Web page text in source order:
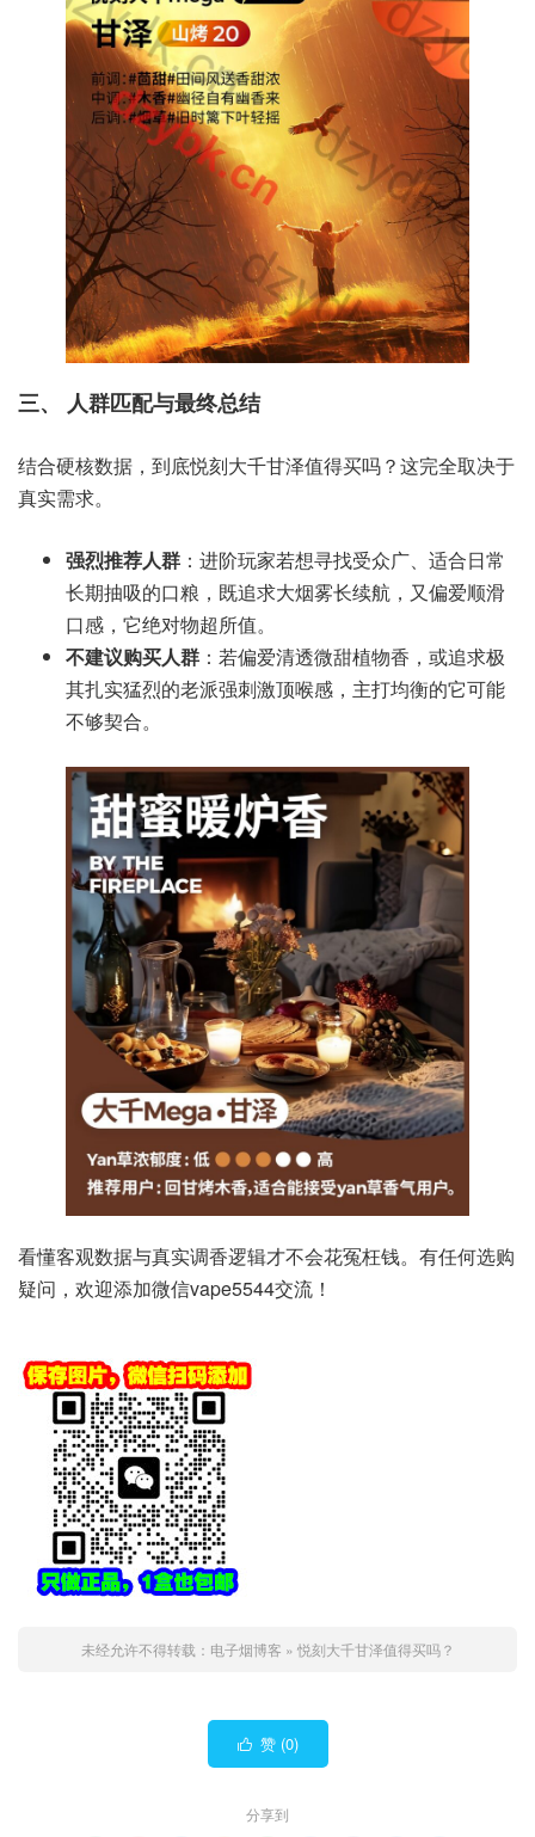
三、 人群匹配与最终总结
结合硬核数据，到底悦刻大千甘泽值得买吗？这完全取决于
真实需求。
强烈推荐人群 ：进阶玩家若想寻找受众广、适合日常
长期抽吸的口粮，既追求大烟雾长续航，又偏爱顺滑
口感，它绝对物超所值。
不建议购买人群 ：若偏爱清透微甜植物香，或追求极
其扎实猛烈的老派强刺激顶喉感，主打均衡的它可能
不够契合。
看懂客观数据与真实调香逻辑才不会花冤枉钱。有任何选购
疑问，欢迎添加微信vape5544交流！
未经允许不得转载： 电子烟博客 » 悦刻大千甘泽值得买吗？
 赞 (0)
分享到